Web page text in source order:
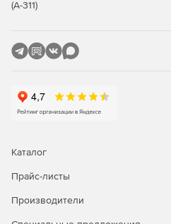
(А-311)
Каталог
Прайс-листы
Производители